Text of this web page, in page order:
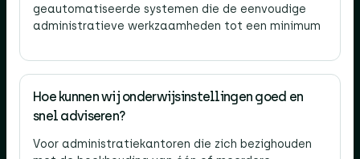
geautomatiseerde systemen die de eenvoudige
administratieve werkzaamheden tot een minimum
Hoe kunnen wij onderwijsinstellingen goed en
snel adviseren?
Voor administratiekantoren die zich bezighouden